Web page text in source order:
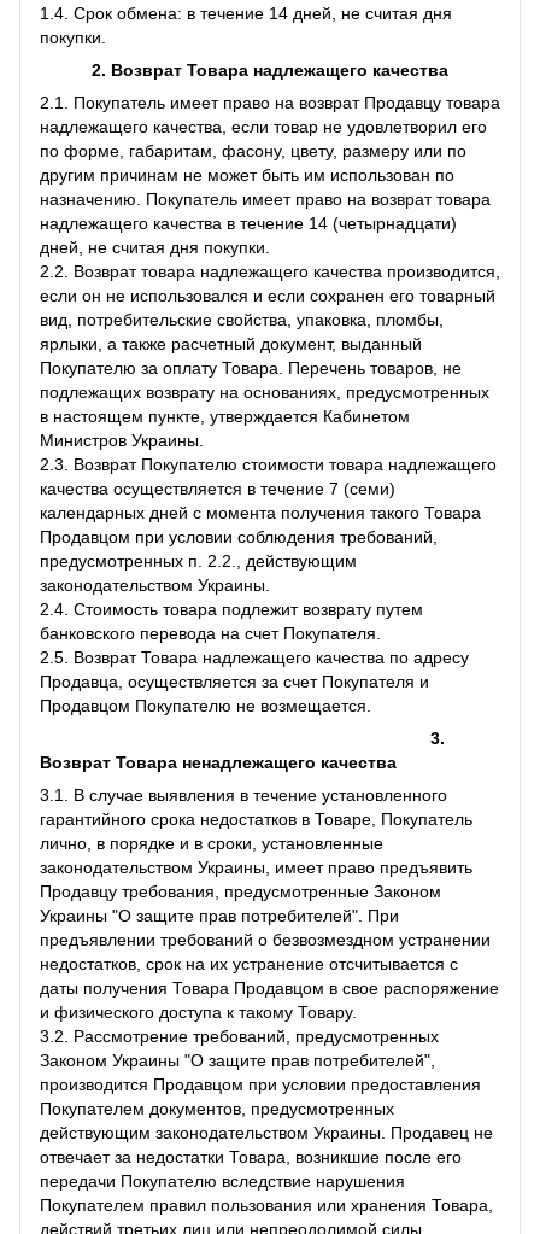
1.4. Срок обмена: в течение 14 дней, не считая дня
покупки.
2. Возврат Товара надлежащего качества
2.1. Покупатель имеет право на возврат Продавцу товара
надлежащего качества, если товар не удовлетворил его
по форме, габаритам, фасону, цвету, размеру или по
другим причинам не может быть им использован по
назначению. Покупатель имеет право на возврат товара
надлежащего качества в течение 14 (четырнадцати)
дней, не считая дня покупки.
2.2. Возврат товара надлежащего качества производится,
если он не использовался и если сохранен его товарный
вид, потребительские свойства, упаковка, пломбы,
ярлыки, а также расчетный документ, выданный
Покупателю за оплату Товара. Перечень товаров, не
подлежащих возврату на основаниях, предусмотренных
в настоящем пункте, утверждается Кабинетом
Министров Украины.
2.3. Возврат Покупателю стоимости товара надлежащего
качества осуществляется в течение 7 (семи)
календарных дней с момента получения такого Товара
Продавцом при условии соблюдения требований,
предусмотренных п. 2.2., действующим
законодательством Украины.
2.4. Стоимость товара подлежит возврату путем
банковского перевода на счет Покупателя.
2.5. Возврат Товара надлежащего качества по адресу
Продавца, осуществляется за счет Покупателя и
Продавцом Покупателю не возмещается.
3.
Возврат Товара ненадлежащего качества
3.1. В случае выявления в течение установленного
гарантийного срока недостатков в Товаре, Покупатель
лично, в порядке и в сроки, установленные
законодательством Украины, имеет право предъявить
Продавцу требования, предусмотренные Законом
Украины "О защите прав потребителей". При
предъявлении требований о безвозмездном устранении
недостатков, срок на их устранение отсчитывается с
даты получения Товара Продавцом в свое распоряжение
и физического доступа к такому Товару.
3.2. Рассмотрение требований, предусмотренных
Законом Украины "О защите прав потребителей",
производится Продавцом при условии предоставления
Покупателем документов, предусмотренных
действующим законодательством Украины. Продавец не
отвечает за недостатки Товара, возникшие после его
передачи Покупателю вследствие нарушения
Покупателем правил пользования или хранения Товара,
действий третьих лиц или непреодолимой силы.